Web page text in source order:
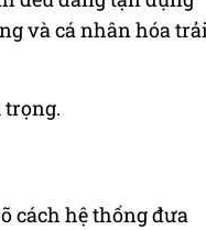
và cá nhân hóa
cách hệ thống đưa